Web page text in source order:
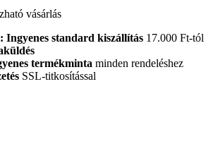
vásárlás
Ingyenes standard kiszállítás 17.000 Ft-tól
termékminta minden rendeléshez
SSL-titkosítással